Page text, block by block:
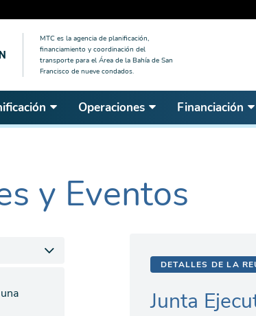
MTC es la agencia de planificación,
financiamiento y coordinación del
transporte para el Área de la Bahía de San
Francisco de nueve condados.
Operaciones Financiación
y Eventos
DETALLES DE LA
Junta